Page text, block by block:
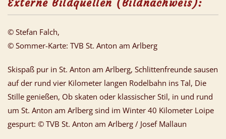
© Stefan Falch,
© Sommer-Karte: TVB St. Anton am Arlberg
Skispaß pur in St. Anton am Arlberg, Schlittenfreunde sausen
auf der rund vier Kilometer langen Rodelbahn ins Tal, Die
Stille genießen, Ob skaten oder klassischer Stil, in und rund
um St. Anton am Arlberg sind im Winter 40 Kilometer Loipe
gespurt: © TVB St. Anton am Arlberg / Josef Mallaun